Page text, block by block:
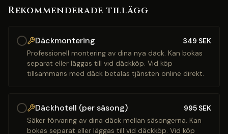
Rekommenderade tillägg
Däckmontering 349 SEK
Professionell montering av dina nya däck. Kan bokas
separat eller läggas till vid däckköp. Vid köp
tillsammans med däck betalas tjänsten online direkt.
Däckhotell (per säsong) 995 SEK
Säker förvaring av dina däck mellan säsongerna. Kan
bokas separat eller läggas till vid däckköp. Vid köp